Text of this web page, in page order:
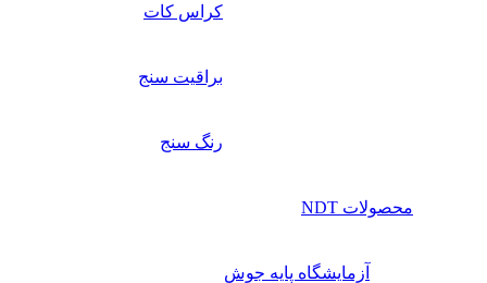
کراس کات
براقیت سنج
رنگ سنج
محصولات NDT
آزمایشگاه پایه جوش